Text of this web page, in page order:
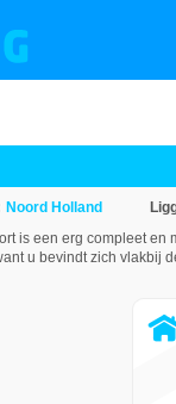
Noord Holland
is een erg compleet en
u bevindt zich vlakbij